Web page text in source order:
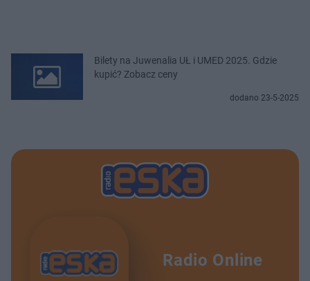
Bilety na Juwenalia UŁ i UMED 2025. Gdzie
kupić? Zobacz ceny
dodano 23-5-2025
Radio Online